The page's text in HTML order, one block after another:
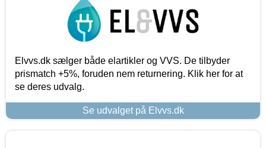
Elvvs.dk sælger både elartikler og VVS. De tilbyder
prismatch +5%, foruden nem returnering. Klik her for at
se deres udvalg.
Se udvalget på Elvvs.dk